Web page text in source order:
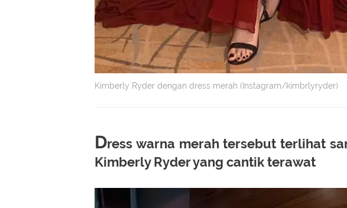
Kimberly Ryder dengan dress merah (Instagram/kimbrlyryder)
Dress warna merah tersebut terlihat
Kimberly Ryder yang cantik terawat